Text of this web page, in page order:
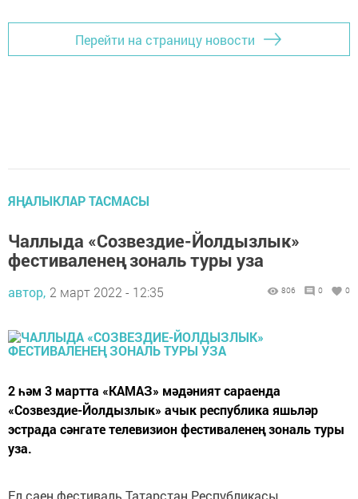
Перейти на страницу новости
ЯҢАЛЫКЛАР ТАСМАСЫ
Чаллыда «Созвездие-Йолдызлык»
фестиваленең зональ туры уза
автор, 2 март 2022 - 12:35 806 0 0
2 һәм 3 мартта «КАМАЗ» мәдәният сараенда
«Созвездие-Йолдызлык» ачык республика яшьләр
эстрада сәнгате телевизион фестиваленең зональ туры
уза.
Ел саен фестиваль Татарстан Республикасы